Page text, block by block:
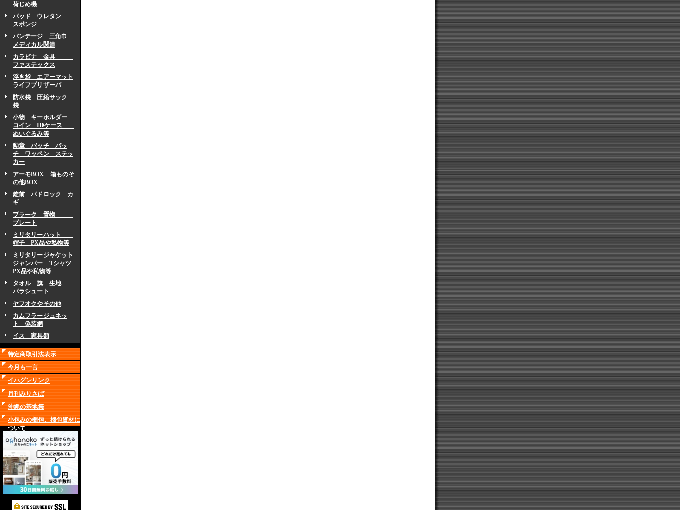
荷じめ機
パッド ウレタン
スポンジ
バンテージ 三角巾
メディカル関連
カラビナ 金具
ファステックス
浮き袋 エアーマット
ライフプリザーバ
防水袋 圧縮サック
袋
小物 キーホルダー
コイン IDケース
ぬいぐるみ等
勲章 バッチ パッ
チ ワッペン ステッ
カー
アーモBOX 箱ものそ
の他BOX
錠前 パドロック カ
ギ
プラーク 置物
プレート
ミリタリーハット
帽子 PX品や私物等
ミリタリージャケット
ジャンパー Tシャツ
PX品や私物等
タオル 旗 生地
パラシュート
ヤフオクやその他
カムフラージュネッ
ト 偽装網
イス 家具類
特定商取引法表示
今月も一言
イハグンリンク
月刊みりさば
沖縄の基地祭
小包みの梱包、梱包資材に
ついて